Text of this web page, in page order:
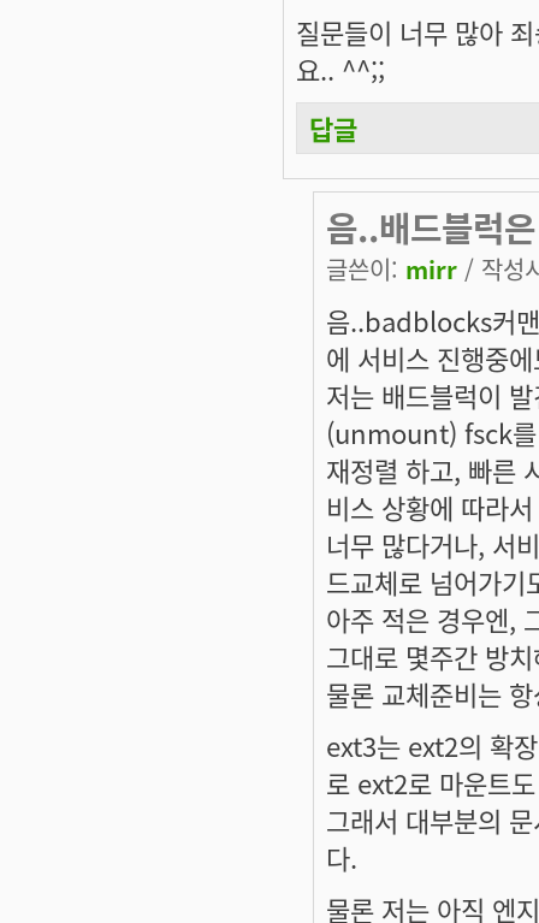
질문들이 너무 많아
요.. ^^;;
답글
음..배드블럭은
글쓴이: mirr / 작성
음..badblocks커맨
에 서비스 진행중
저는 배드블럭이
(unmount) fsck를
재정렬 하고, 빠른
비스 상황에 따라
너무 많다거나, 서
드교체로 넘어가기
아주 적은 경우엔,
그대로 몇주간 방
물론 교체준비는
ext3는 ext2의 확
로 ext2로 마운트
그래서 대부분의
다.
물론 저는 아직 엔